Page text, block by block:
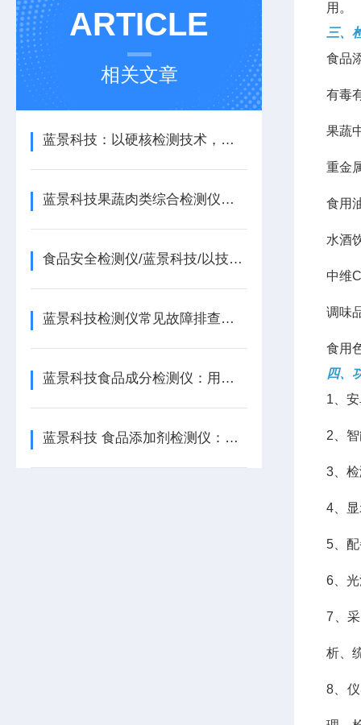
ARTICLE
相关文章
蓝景科技：以硬核检测技术，筑牢食品安全 “防火墙”
蓝景科技果蔬肉类综合检测仪，守护每一口安心
食品安全检测仪/蓝景科技/以技术创新赋能食品安全治理现代化
蓝景科技检测仪常见故障排查与日常维护指南/山东蓝景
蓝景科技食品成分检测仪：用户都说好——快、准、省、稳四大口碑
蓝景科技 食品添加剂检测仪：控温比色池，破解环境干扰难题
用。
三、
食品
有毒
果蔬
重金
食用
水酒
中维C
调味
食用
四、
1、
2、
3、
4、
5、
6、
7、
析、
8、